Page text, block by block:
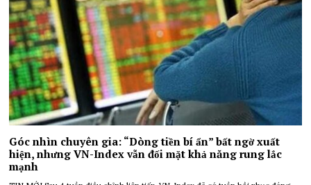
Góc nhìn chuyên gia: “Dòng tiền bí ẩn” bất ngờ xuất
hiện, nhưng VN-Index vẫn đối mặt khả năng rung lắc
mạnh